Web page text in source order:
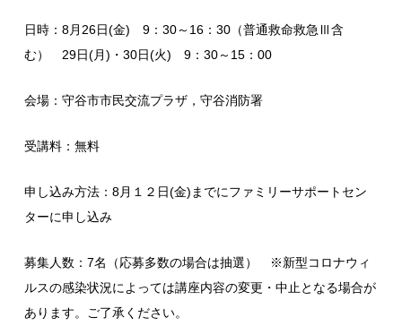
日時：8月26日(金) 9：30～16：30（普通救命救急Ⅲ含
む） 29日(月)・30日(火) 9：30～15：00
会場：守谷市市民交流プラザ，守谷消防署
受講料：無料
申し込み方法：8月１２日(金)までにファミリーサポートセン
ターに申し込み
募集人数：7名（応募多数の場合は抽選） ※新型コロナウィ
ルスの感染状況によっては講座内容の変更・中止となる場合が
あります。ご了承ください。